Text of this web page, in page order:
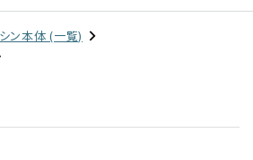
ン本体 (一覧)